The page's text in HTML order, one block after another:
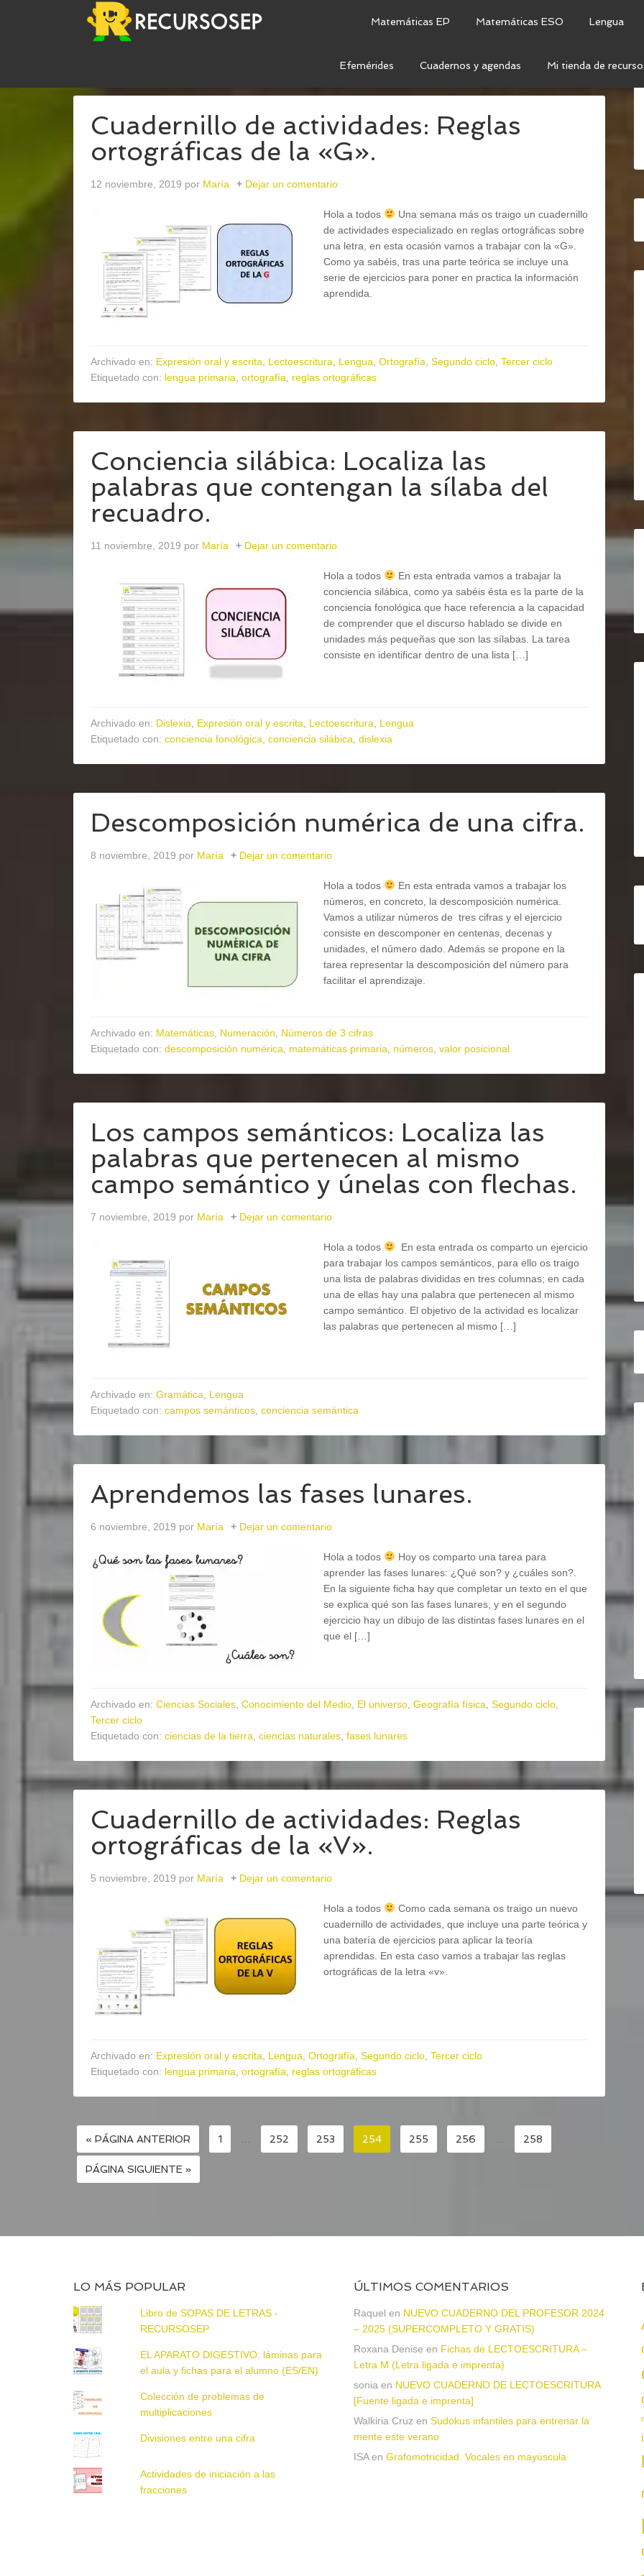
Matemáticas EP Matemáticas ESO Lengua
Efemérides Cuadernos y agendas Mi tienda de
Cuadernillo de actividades: Reglas
ortográficas de la «G».
12 noviembre, 2019 por María Dejar un comentario
Hola a todos
Una semana más os traigo un cuadernillo
de actividades especializado en reglas ortográficas sobre
una letra, en esta ocasión vamos a trabajar con la «G».
Como ya sabéis, tras una parte teórica se incluye una
serie de ejercicios para poner en practica la información
aprendida.
Archivado en: Expresión oral y escrita Lectoescritura Lengua Ortografía Segundo ciclo Tercer ciclo
Etiquetado con: lengua primaria ortografía reglas ortográficas
Conciencia silábica: Localiza las
palabras que contengan la sílaba del
recuadro.
11 noviembre, 2019 por María Dejar un comentario
Hola a todos
En esta entrada vamos a trabajar la
conciencia silábica, como ya sabéis ésta es la parte de la
conciencia fonológica que hace referencia a la capacidad
de comprender que el discurso hablado se divide en
unidades más pequeñas que son las sílabas. La tarea
consiste en identificar dentro de una lista […]
Archivado en: Dislexia Expresión oral y escrita Lectoescritura
Lengua
Etiquetado con: conciencia fonológica conciencia silábica dislexia
Descomposición numérica de una cifra.
8 noviembre, 2019 por María Dejar un comentario
Hola a todos
En esta entrada vamos a trabajar los
números, en concreto, la descomposición numérica.
Vamos a utilizar números de tres cifras y el ejercicio
consiste en descomponer en centenas, decenas y
unidades, el número dado. Además se propone en la
tarea representar la descomposición del número para
facilitar el aprendizaje.
Archivado en: Matemáticas Numeración
Números de 3 cifras
Etiquetado con: descomposición numérica matemáticas primaria números valor posicional
Los campos semánticos: Localiza las
palabras que pertenecen al mismo
campo semántico y únelas con flechas.
7 noviembre, 2019 por María Dejar un comentario
Hola a todos
En esta entrada os comparto un ejercicio
para trabajar los campos semánticos, para ello os traigo
una lista de palabras divididas en tres columnas; en cada
una de ellas hay una palabra que pertenecen al mismo
campo semántico. El objetivo de la actividad es localizar
las palabras que pertenecen al mismo […]
Archivado en: Gramática
Lengua
Etiquetado con: campos semánticos conciencia semántica
Aprendemos las fases lunares.
6 noviembre, 2019 por María Dejar un comentario
Hola a todos
Hoy os comparto una tarea para
aprender las fases lunares: ¿Qué son? y ¿cuáles son?.
En la siguiente ficha hay que completar un texto en el que
se explica qué son las fases lunares, y en el segundo
ejercicio hay un dibujo de las distintas fases lunares en el
que el […]
Archivado en: Ciencias Sociales Conocimiento del Medio El universo Geografía física Segundo ciclo
Tercer ciclo
Etiquetado con: ciencias de la tierra ciencias naturales fases lunares
Cuadernillo de actividades: Reglas
ortográficas de la «V».
5 noviembre, 2019 por María Dejar un comentario
Hola a todos
Como cada semana os traigo un nuevo
cuadernillo de actividades, que incluye una parte teórica y
una batería de ejercicios para aplicar la teoría
aprendidas. En esta caso vamos a trabajar las reglas
ortográficas de la letra «v».
Archivado en: Expresión oral y escrita Lengua Ortografía Segundo ciclo Tercer ciclo
Etiquetado con: lengua primaria ortografía reglas ortográficas
« PÁGINA ANTERIOR 1 252 253 254 255 256 258
PÁGINA SIGUIENTE »
LO MÁS POPULAR
Libro de SOPAS DE LETRAS -
RECURSOSEP
EL APARATO DIGESTIVO: láminas para
el aula y fichas para el alumno (ES/EN)
Colección de problemas de
multiplicaciones
Divisiones entre una cifra
Actividades de iniciación a las
fracciones
ÚLTIMOS COMENTARIOS
Raquel en NUEVO CUADERNO DEL PROFESOR 2024
– 2025 (SUPERCOMPLETO Y GRATIS)
Roxana Denise en Fichas de LECTOESCRITURA –
Letra M (Letra ligada e imprenta)
sonia en NUEVO CUADERNO DE LECTOESCRITURA
[Fuente ligada e imprenta]
Walkiria Cruz en Sudokus infantiles para entrenar la
mente este verano
ISAen Grafomotricidad. Vocales en mayúscula